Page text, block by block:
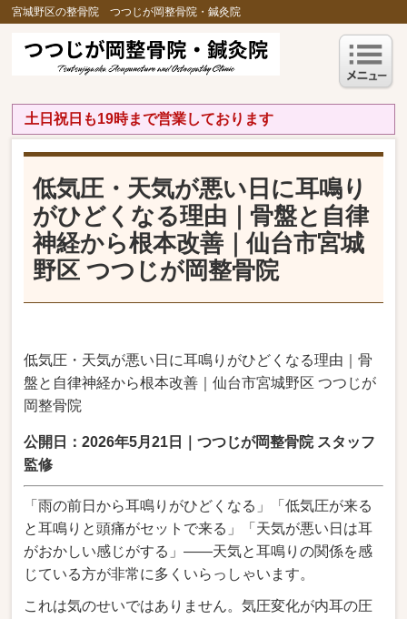
宮城野区の整骨院 つつじが岡整骨院・鍼灸院
土日祝日も19時まで営業しております
低気圧・天気が悪い日に耳鳴り
がひどくなる理由｜骨盤と自律
神経から根本改善｜仙台市宮城
野区 つつじが岡整骨院
低気圧・天気が悪い日に耳鳴りがひどくなる理由｜骨
盤と自律神経から根本改善｜仙台市宮城野区 つつじが
岡整骨院
公開日：2026年5月21日｜つつじが岡整骨院 スタッフ
監修
「雨の前日から耳鳴りがひどくなる」「低気圧が来る
と耳鳴りと頭痛がセットで来る」「天気が悪い日は耳
がおかしい感じがする」――天気と耳鳴りの関係を感
じている方が非常に多くいらっしゃいます。
これは気のせいではありません。気圧変化が内耳の圧